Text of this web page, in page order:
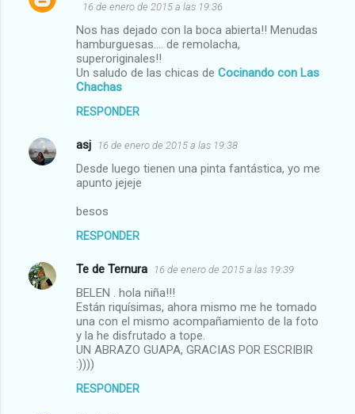
a
16 de enero de 2015 a las 19:36
Nos has dejado con la boca abierta!! Menudas
hamburguesas.... de remolacha,
superoriginales!!
Un saludo de las chicas de Cocinando con Las
Chachas
RESPONDER
asj 16 de enero de 2015 a las 19:38
Desde luego tienen una pinta fantástica, yo me
apunto jejeje
besos
RESPONDER
Te de Ternura 16 de enero de 2015 a las 19:39
BELEN . hola niña!!!
Están riquísimas, ahora mismo me he tomado
una con el mismo acompañamiento de la foto
y la he disfrutado a tope.
UN ABRAZO GUAPA, GRACIAS POR ESCRIBIR
:))))
RESPONDER